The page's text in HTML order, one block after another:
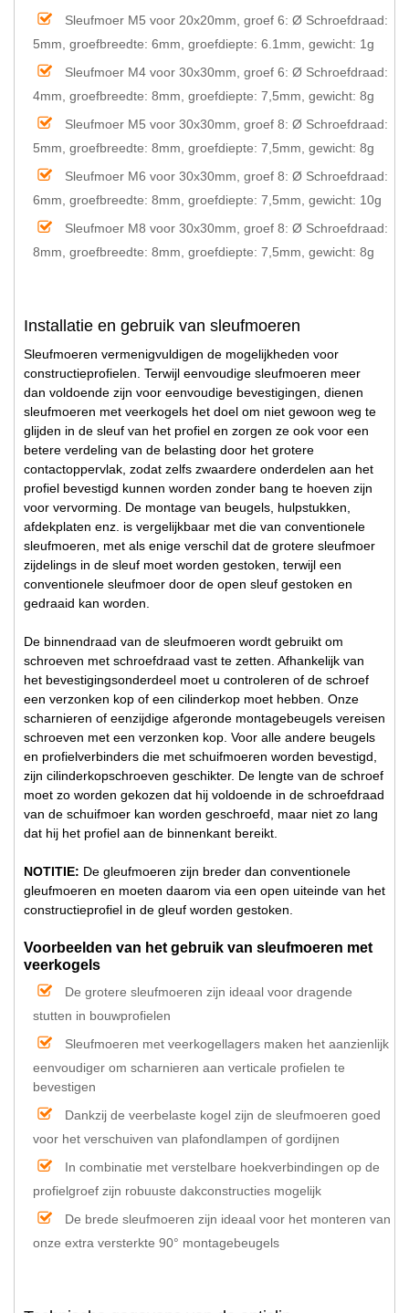
Sleufmoer M5 voor 20x20mm, groef 6: Ø Schroefdraad:
5mm, groefbreedte: 6mm, groefdiepte: 6.1mm, gewicht: 1g
Sleufmoer M4 voor 30x30mm, groef 6: Ø Schroefdraad:
4mm, groefbreedte: 8mm, groefdiepte: 7,5mm, gewicht: 8g
Sleufmoer M5 voor 30x30mm, groef 8: Ø Schroefdraad:
5mm, groefbreedte: 8mm, groefdiepte: 7,5mm, gewicht: 8g
Sleufmoer M6 voor 30x30mm, groef 8: Ø Schroefdraad:
6mm, groefbreedte: 8mm, groefdiepte: 7,5mm, gewicht: 10g
Sleufmoer M8 voor 30x30mm, groef 8: Ø Schroefdraad:
8mm, groefbreedte: 8mm, groefdiepte: 7,5mm, gewicht: 8g
Installatie en gebruik van sleufmoeren
Sleufmoeren vermenigvuldigen de mogelijkheden voor
constructieprofielen. Terwijl eenvoudige sleufmoeren meer
dan voldoende zijn voor eenvoudige bevestigingen, dienen
sleufmoeren met veerkogels het doel om niet gewoon weg te
glijden in de sleuf van het profiel en zorgen ze ook voor een
betere verdeling van de belasting door het grotere
contactoppervlak, zodat zelfs zwaardere onderdelen aan het
profiel bevestigd kunnen worden zonder bang te hoeven zijn
voor vervorming. De montage van beugels, hulpstukken,
afdekplaten enz. is vergelijkbaar met die van conventionele
sleufmoeren, met als enige verschil dat de grotere sleufmoer
zijdelings in de sleuf moet worden gestoken, terwijl een
conventionele sleufmoer door de open sleuf gestoken en
gedraaid kan worden.
De binnendraad van de sleufmoeren wordt gebruikt om
schroeven met schroefdraad vast te zetten. Afhankelijk van
het bevestigingsonderdeel moet u controleren of de schroef
een verzonken kop of een cilinderkop moet hebben. Onze
scharnieren of eenzijdige afgeronde montagebeugels vereisen
schroeven met een verzonken kop. Voor alle andere beugels
en profielverbinders die met schuifmoeren worden bevestigd,
zijn cilinderkopschroeven geschikter. De lengte van de schroef
moet zo worden gekozen dat hij voldoende in de schroefdraad
van de schuifmoer kan worden geschroefd, maar niet zo lang
dat hij het profiel aan de binnenkant bereikt.
NOTITIE: De gleufmoeren zijn breder dan conventionele
gleufmoeren en moeten daarom via een open uiteinde van het
constructieprofiel in de gleuf worden gestoken.
Voorbeelden van het gebruik van sleufmoeren met
veerkogels
De grotere sleufmoeren zijn ideaal voor dragende
stutten in bouwprofielen
Sleufmoeren met veerkogellagers maken het aanzienlijk
eenvoudiger om scharnieren aan verticale profielen te
bevestigen
Dankzij de veerbelaste kogel zijn de sleufmoeren goed
voor het verschuiven van plafondlampen of gordijnen
In combinatie met verstelbare hoekverbindingen op de
profielgroef zijn robuuste dakconstructies mogelijk
De brede sleufmoeren zijn ideaal voor het monteren van
onze extra versterkte 90° montagebeugels